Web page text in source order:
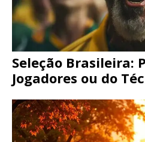
Seleção Brasileira:
Jogadores ou do